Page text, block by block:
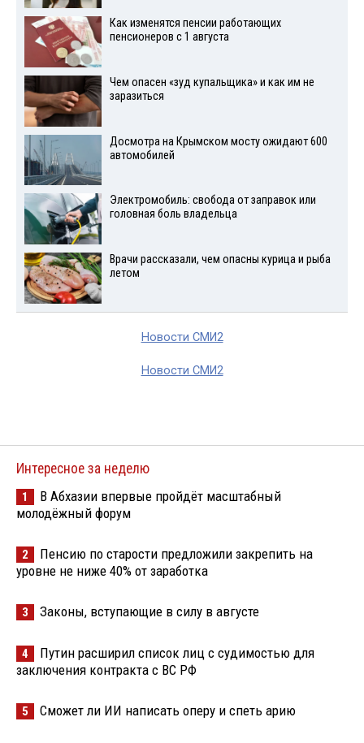
Как изменятся пенсии работающих
пенсионеров с 1 августа
Чем опасен «зуд купальщика» и как им не
заразиться
Досмотра на Крымском мосту ожидают 600
автомобилей
Электромобиль: свобода от заправок или
головная боль владельца
Врачи рассказали, чем опасны курица и рыба
летом
Новости СМИ2
Новости СМИ2
Интересное за неделю
1
В Абхазии впервые пройдёт масштабный
молодёжный форум
2
Пенсию по старости предложили закрепить на
уровне не ниже 40% от заработка
3 Законы, вступающие в силу в августе
4
Путин расширил список лиц с судимостью для
заключения контракта с ВС РФ
5 Сможет ли ИИ написать оперу и спеть арию